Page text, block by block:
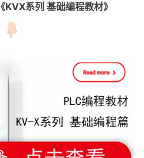
《KVX系列 基础编程教材》